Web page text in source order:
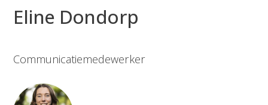
Eline Dondorp
Communicatiemedewerker